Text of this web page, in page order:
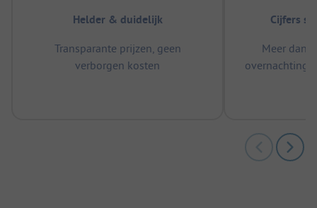
Helder & duidelijk
Transparante prijzen, geen
verborgen kosten
Cijfers
Meer dan